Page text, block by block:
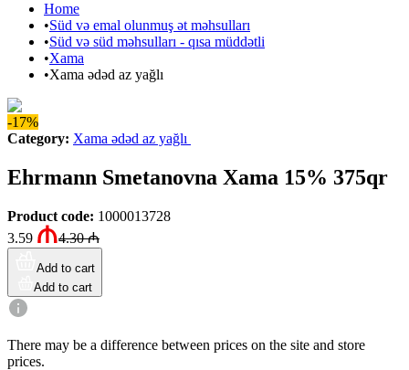
Home
•Süd və emal olunmuş ət məhsulları
•Süd və süd məhsulları - qısa müddətli
•Xama
•Xama ədəd az yağlı
-17%
Category: Xama ədəd az yağlı
Ehrmann Smetanovna Xama 15% 375qr
Product code: 1000013728
3.59
4.30₼
Add to cart
Add to cart
There may be a difference between prices on the site and store
prices.